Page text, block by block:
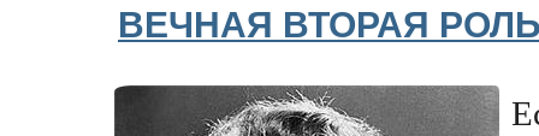
ВЕЧНАЯ ВТОРАЯ